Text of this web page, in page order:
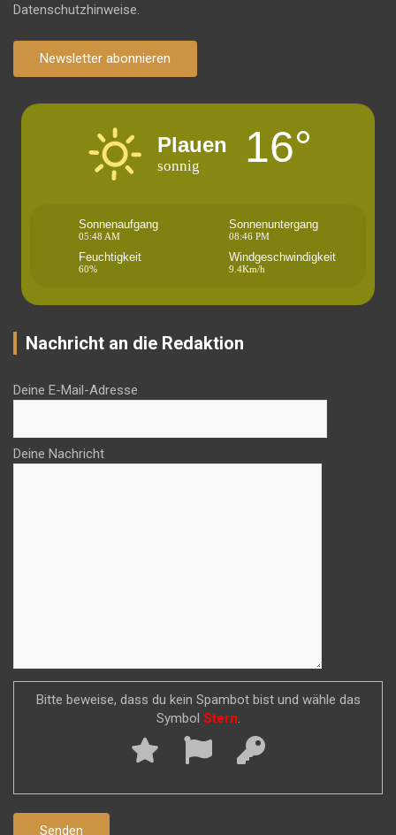
Datenschutzhinweise.
Newsletter abonnieren
Plauen
sonnig 16°
Sonnenaufgang
05:48 AM
Sonnenuntergang
08:46 PM
Feuchtigkeit
60%
Windgeschwindigkeit
9.4Km/h
Nachricht an die Redaktion
Deine E-Mail-Adresse
Deine Nachricht
Bitte beweise, dass du kein Spambot bist und wähle das
Symbol Stern.